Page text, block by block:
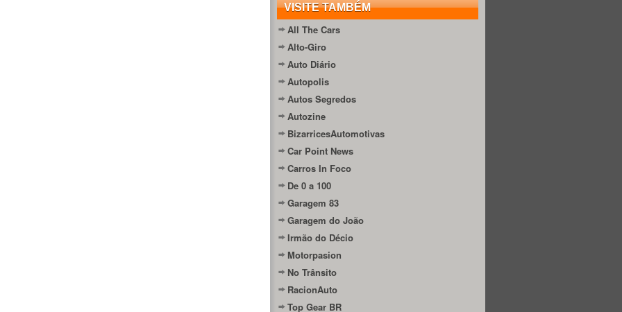
VISITE TAMBÉM
All The Cars
Alto-Giro
Auto Diário
Autopolis
Autos Segredos
Autozine
BizarricesAutomotivas
Car Point News
Carros In Foco
De 0 a 100
Garagem 83
Garagem do João
Irmão do Décio
Motorpasion
No Trânsito
RacionAuto
Top Gear BR